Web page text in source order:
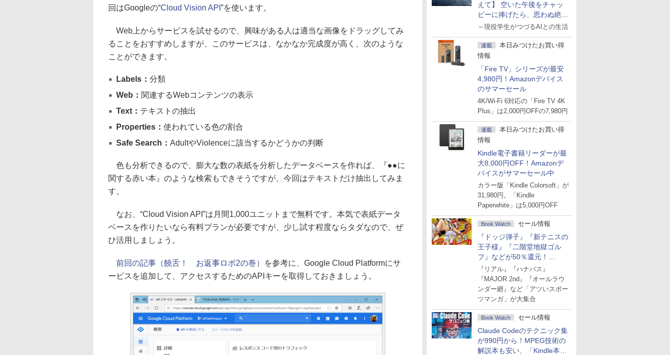
えて】 空いた午後をチャッ
ピーに捧げたら、思わぬ絶景
に出会った話
～現役学生がつづるAIとの生活
連載
本日みつけたお買い得
情報
「Fire TV」シリーズが最安
4,980円！Amazonデバイス
のサマーセール
4K/Wi-Fi 6対応の「Fire TV 4K
Plus」は2,000円OFFの7,980円
連載
本日みつけたお買い得
情報
Kindle電子書籍リーダーが最
大8,000円OFF！Amazonデ
バイスがサマーセール中
カラー版「Kindle Colorsoft」が
31,980円。「Kindle
Paperwhite」は5,000円OFF
Book Watch セール情報
『ドッジ弾子』『新テニスの
王子様』『二階堂地獄ゴル
フ』などが50％還元！
Amazonマンガ週末セール
『リアル』『ハナバス』
『MAJOR 2nd』『オールラウ
ンダー廻』など「アツいスポー
ツマンガ」が大集合
Book Watch セール情報
Claude Codeのテクニック集
が990円から！MPEG技術の
解説本も安い、「Kindle本サ
回はGoogleの“Cloud Vision API ”を使います。
Web上からサービスを試せるので、興味がある人は適当な画像をドラッグしてみ
ることをおすすめしますが、このサービスは、なかなか完成度が高く、次のような
ことができます。
Labels： 分類
Web： 関連するWebコンテンツの表示
Text： テキストの抽出
Properties： 使われている色の割合
Safe Search： AdultやViolenceに該当するかどうかの判断
色も分析できるので、膨大な数の表紙を分析したデータベースを作れば、『●●に
関する赤い本』のような検索もできそうですが、今回はテキストだけ抽出してみま
す。
なお、“Cloud Vision API”は月間1,000ユニットまで無料です。本気で表紙データ
ベースを作りたいなら有料プランが必要ですが、少し試す程度ならタダなので、ぜ
ひ活用しましょう。
前回の記事（饒舌！ お返事ロボ2の巻）
を参考に、Google Cloud Platformにサ
ービスを追加して、アクセスするためのAPIキーを取得しておきましょう。